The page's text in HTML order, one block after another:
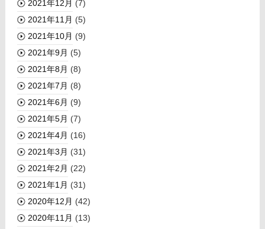
2021年12月 (7)
2021年11月 (5)
2021年10月 (9)
2021年9月 (5)
2021年8月 (8)
2021年7月 (8)
2021年6月 (9)
2021年5月 (7)
2021年4月 (16)
2021年3月 (31)
2021年2月 (22)
2021年1月 (31)
2020年12月 (42)
2020年11月 (13)